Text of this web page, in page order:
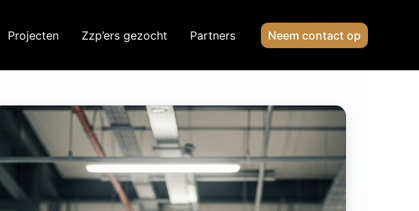
Projecten Zzp’ers gezocht Partners Neem contact op